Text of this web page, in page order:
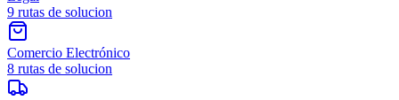
9 rutas de solucion
Comercio Electrónico
8 rutas de solucion